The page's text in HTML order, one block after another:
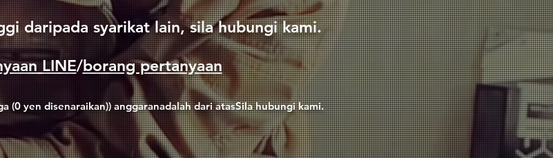
daripada syarikat lain, sila hubungi kami.
LINE/borang pertanyaan
(0 yen disenaraikan)) anggaranadalah dari atasSila hubungi kami.